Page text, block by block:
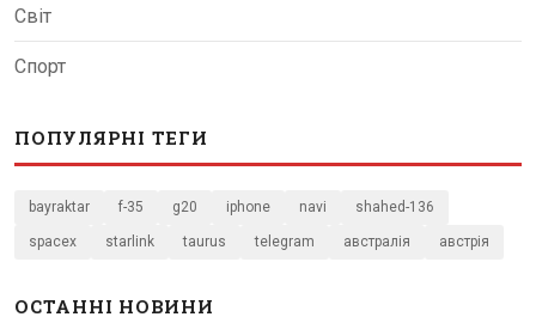
Світ
Спорт
ПОПУЛЯРНІ ТЕГИ
bayraktar f-35 g20 iphone navi shahed-136
spacex starlink taurus telegram австралія австрія
ОСТАННІ НОВИНИ